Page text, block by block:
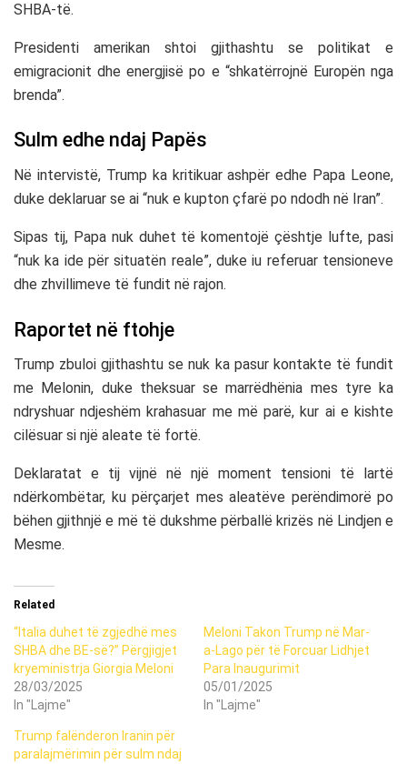
SHBA-të.
Presidenti amerikan shtoi gjithashtu se politikat e
emigracionit dhe energjisë po e “shkatërrojnë Europën nga
brenda”.
Sulm edhe ndaj Papës
Në intervistë, Trump ka kritikuar ashpër edhe Papa Leone,
duke deklaruar se ai “nuk e kupton çfarë po ndodh në Iran”.
Sipas tij, Papa nuk duhet të komentojë çështje lufte, pasi
“nuk ka ide për situatën reale”, duke iu referuar tensioneve
dhe zhvillimeve të fundit në rajon.
Raportet në ftohje
Trump zbuloi gjithashtu se nuk ka pasur kontakte të fundit
me Melonin, duke theksuar se marrëdhënia mes tyre ka
ndryshuar ndjeshëm krahasuar me më parë, kur ai e kishte
cilësuar si një aleate të fortë.
Deklaratat e tij vijnë në një moment tensioni të lartë
ndërkombëtar, ku përçarjet mes aleatëve perëndimorë po
bëhen gjithnjë e më të dukshme përballë krizës në Lindjen e
Mesme.
Related
“Italia duhet të zgjedhë mes
SHBA dhe BE-së?” Përgjigjet
kryeministrja Giorgia Meloni
28/03/2025
In "Lajme"
Meloni Takon Trump në Mar-
a-Lago për të Forcuar Lidhjet
Para Inaugurimit
05/01/2025
In "Lajme"
Trump falënderon Iranin për
paralajmërimin për sulm ndaj